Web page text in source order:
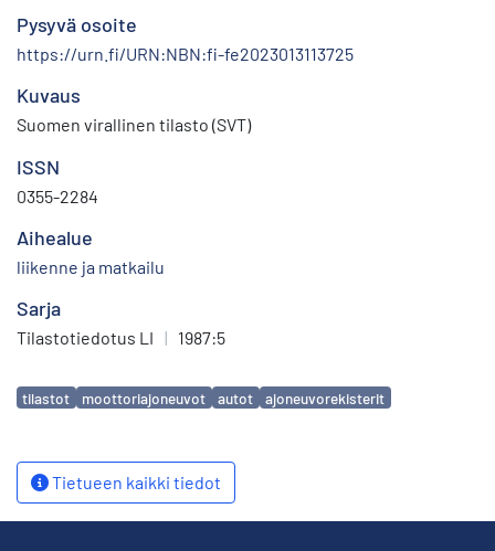
Pysyvä osoite
https://urn.fi/URN:NBN:fi-fe2023013113725
Kuvaus
Suomen virallinen tilasto (SVT)
ISSN
0355-2284
Aihealue
liikenne ja matkailu
Sarja
Tilastotiedotus LI | 1987:5
Avainsanat
tilastot moottoriajoneuvot autot ajoneuvorekisterit
Tietueen kaikki tiedot